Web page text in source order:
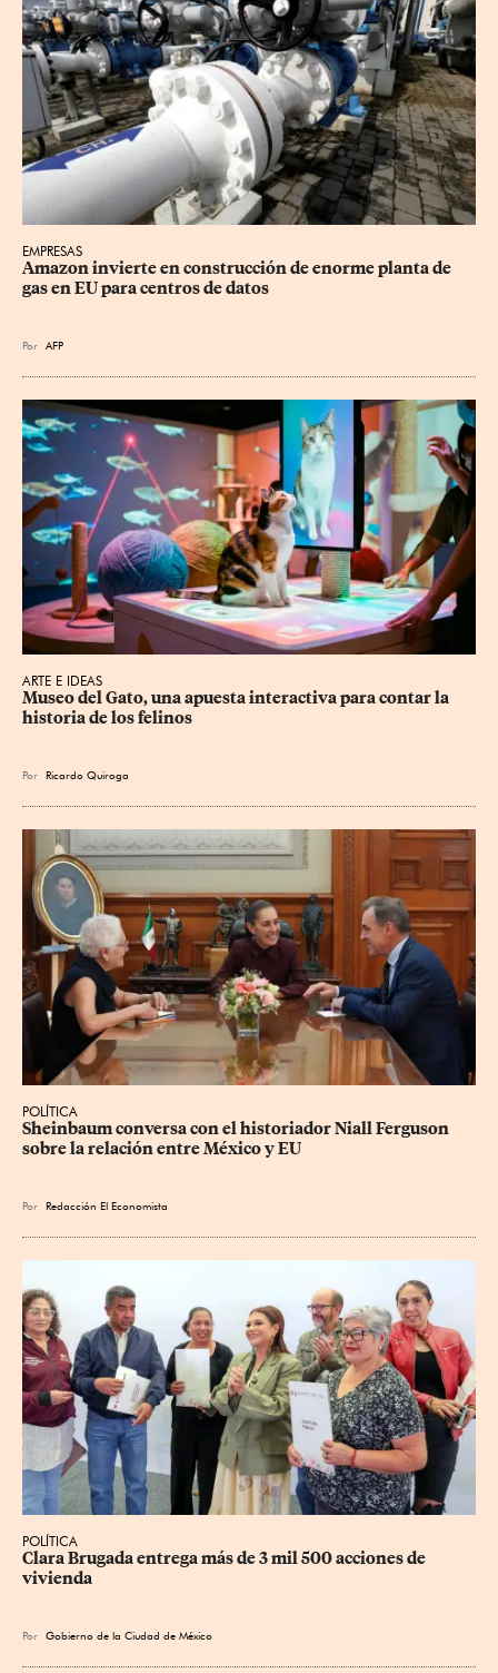
EMPRESAS
Amazon invierte en construcción de enorme planta de
gas en EU para centros de datos
Por AFP
ARTE E IDEAS
Museo del Gato, una apuesta interactiva para contar la
historia de los felinos
Por Ricardo Quiroga
POLÍTICA
Sheinbaum conversa con el historiador Niall Ferguson
sobre la relación entre México y EU
Por Redacción El Economista
POLÍTICA
Clara Brugada entrega más de 3 mil 500 acciones de
vivienda
Por Gobierno de la Ciudad de México